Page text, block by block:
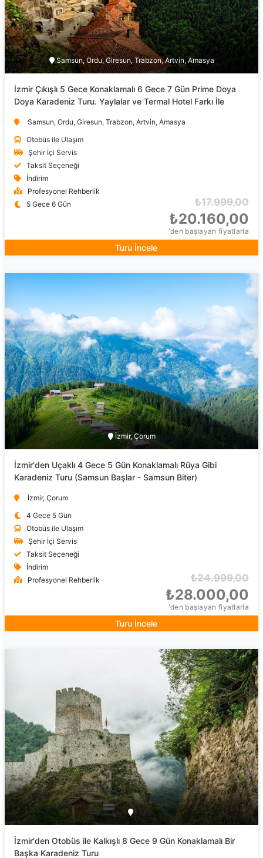
Samsun, Ordu, Giresun, Trabzon, Artvin, Amasya
İzmir Çıkışlı 5 Gece Konaklamalı 6 Gece 7 Gün Prime Doya
Doya Karadeniz Turu. Yaylalar ve Termal Hotel Farkı İle
Samsun, Ordu, Giresun, Trabzon, Artvin, Amasya
Otobüs ile Ulaşım
Şehir İçi Servis
Taksit Seçeneği
İndirim
Profesyonel Rehberlik
5 Gece 6 Gün
₺17.999,00
₺20.160,00
'den başlayan fiyatlarla
Turu İncele
İzmir, Çorum
İzmir'den Uçaklı 4 Gece 5 Gün Konaklamalı Rüya Gibi
Karadeniz Turu (Samsun Başlar - Samsun Biter)
İzmir, Çorum
4 Gece 5 Gün
Otobüs ile Ulaşım
Şehir İçi Servis
Taksit Seçeneği
İndirim
Profesyonel Rehberlik
₺24.999,00
₺28.000,00
'den başlayan fiyatlarla
Turu İncele
İzmir'den Otobüs ile Kalkışlı 8 Gece 9 Gün Konaklamalı Bir
Başka Karadeniz Turu